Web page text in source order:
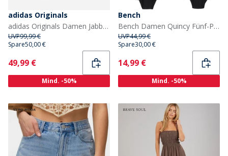
adidas Originals
adidas Originals Damen Jabber niedrige Turnschuhe Crystal Linen/Cloud White/Off White
UVP99,99 €
Spare50,00 €
Current
49,99 €
Mind. -50%
Bench
Bench Damen Quincy Fünf-Pack Slips Mehrfarbig
UVP44,99 €
Spare30,00 €
Current
14,99 €
Mind. -50%